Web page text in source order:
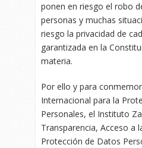
ponen en riesgo el robo
personas y muchas
riesgo la privacidad de
garantizada en la
materia.
Por ello y para
Internacional para la
Personales, el Instituto
Transparencia, Acceso a
Protección de Datos